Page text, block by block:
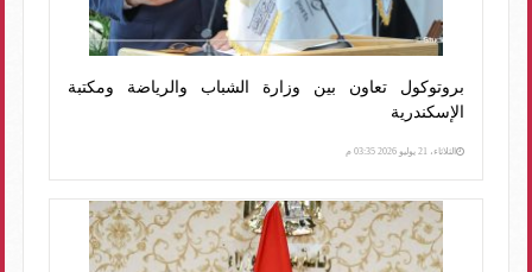
بروتوكول تعاون بين وزارة الشباب والرياضة ومكتبة
الإسكندرية
الثلاثاء، 21 يوليو 2026 03:35 م